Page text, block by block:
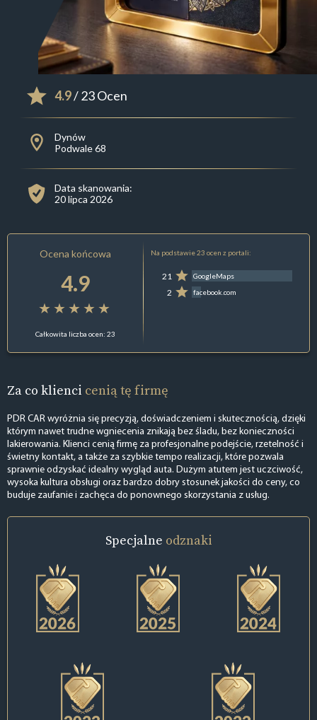
4.9/ 23 Ocen
Dynów
Podwale 68
Data skanowania:
20 lipca 2026
Ocena końcowa
4.9
Całkowita liczba ocen: 23
Na podstawie 23 ocen z portali:
21 GoogleMaps
2 facebook.com
Za co klienci cenią tę firmę
PDR CAR wyróżnia się precyzją, doświadczeniem i skutecznością, dzięki
którym nawet trudne wgniecenia znikają bez śladu, bez konieczności
lakierowania. Klienci cenią firmę za profesjonalne podejście, rzetelność i
świetny kontakt, a także za szybkie tempo realizacji, które pozwala
sprawnie odzyskać idealny wygląd auta. Dużym atutem jest uczciwość,
wysoka kultura obsługi oraz bardzo dobry stosunek jakości do ceny, co
buduje zaufanie i zachęca do ponownego skorzystania z usług.
Specjalne odznaki